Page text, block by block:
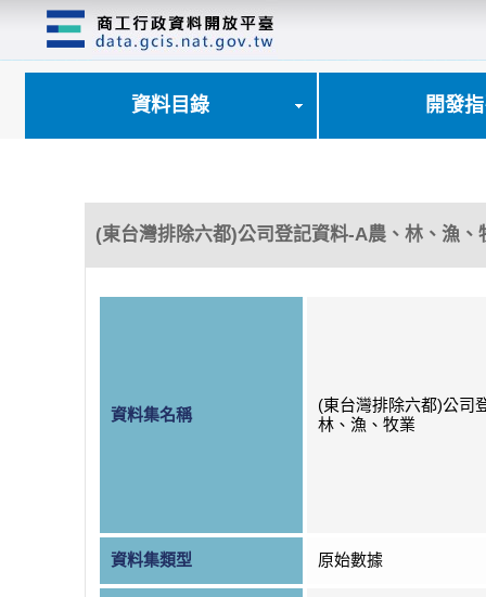
資料目錄 開發
(東台灣排除六都)公司登記資料-A農、林、漁、
資料集名稱
(東台灣排除六都)公司
林、漁、牧業
資料集類型 原始數據